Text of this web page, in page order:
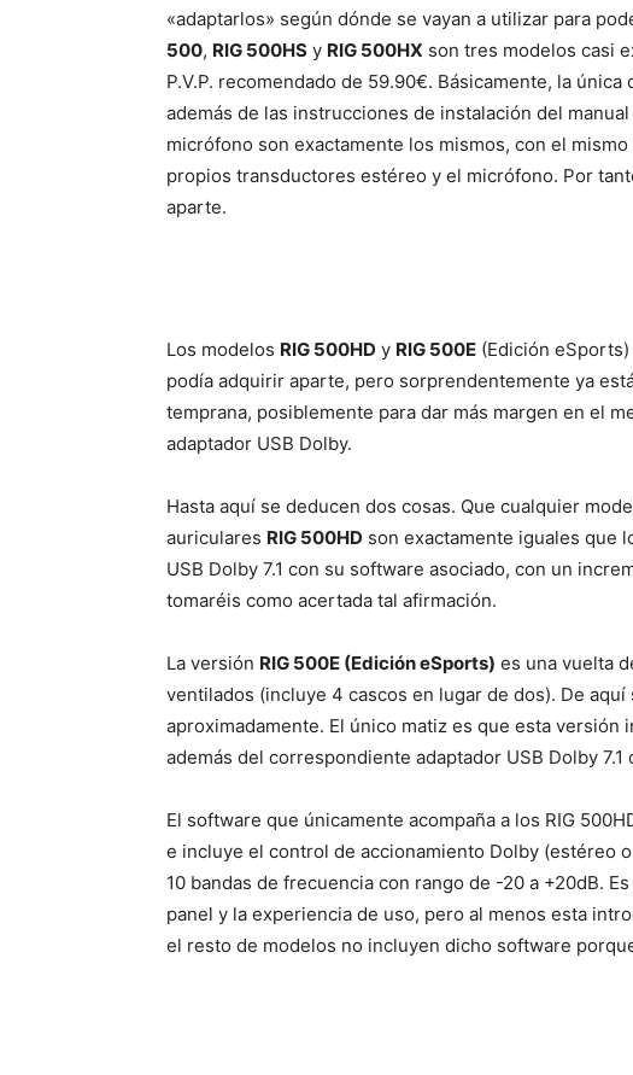
«adaptarlos» según dónde se vayan a utilizar para
500, RIG 500HS y RIG 500HX son tres modelos casi
P.V.P. recomendado de 59.90€. Básicamente, la
además de las instrucciones de instalación del
micrófono son exactamente los mismos, con el
propios transductores estéreo y el micrófono. Por
aparte.
Los modelos RIG 500HD y RIG 500E (Edición
podía adquirir aparte, pero sorprendentemente ya
temprana, posiblemente para dar más margen en el
adaptador USB Dolby.
Hasta aquí se deducen dos cosas. Que cualquier
auriculares RIG 500HD son exactamente iguales que
USB Dolby 7.1 con su software asociado, con un
tomaréis como acertada tal afirmación.
La versión RIG 500E (Edición eSports) es una vuelta
ventilados (incluye 4 cascos en lugar de dos). De
aproximadamente. El único matiz es que esta
además del correspondiente adaptador USB Dolby
El software que únicamente acompaña a los RIG
e incluye el control de accionamiento Dolby (estéreo
10 bandas de frecuencia con rango de -20 a +20dB.
panel y la experiencia de uso, pero al menos esta
el resto de modelos no incluyen dicho software